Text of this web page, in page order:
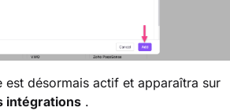
est désormais actif et apparaîtra sur
intégrations .